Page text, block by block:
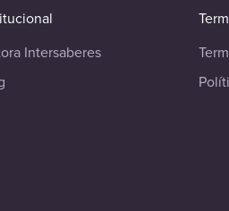
Intersaberes